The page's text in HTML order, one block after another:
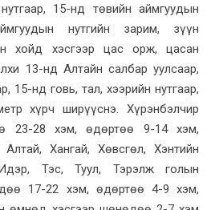
15-нд төвийн аймгуудын
нутгийн зарим, зүүн
хойд хэсгээр цас орж, цасан
13-нд Алтайн салбар уулсаар,
15-нд говь, тал, хээрийн нутгаар,
хүрч ширүүснэ. Хүрэнбэлчир
23-28 хэм, өдөртөө 9-14 хэм,
Хангай, Хөвсгөл, Хэнтийн
Идэр, Тэс, Туул, Тэрэлж голын
17-22 хэм, өдөртөө 4-9 хэм,